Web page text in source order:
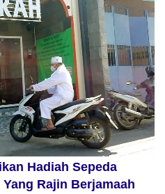
Hadiah Sepeda
Rajin Berjamaah